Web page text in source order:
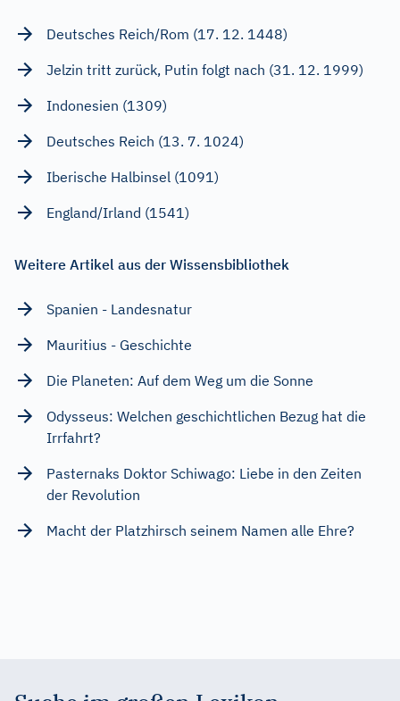
Deutsches Reich/Rom (17. 12. 1448)
Jelzin tritt zurück, Putin folgt nach (31. 12. 1999)
Indonesien (1309)
Deutsches Reich (13. 7. 1024)
Iberische Halbinsel (1091)
England/Irland (1541)
Weitere Artikel aus der Wissensbibliothek
Spanien - Landesnatur
Mauritius - Geschichte
Die Planeten: Auf dem Weg um die Sonne
Odysseus: Welchen geschichtlichen Bezug hat die
Irrfahrt?
Pasternaks Doktor Schiwago: Liebe in den Zeiten
der Revolution
Macht der Platzhirsch seinem Namen alle Ehre?